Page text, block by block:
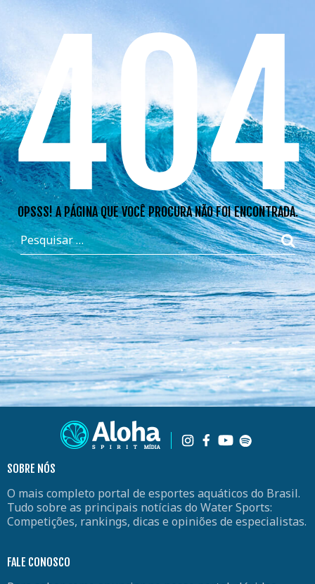
404
OPSSS! A PÁGINA QUE VOCÊ PROCURA NÃO FOI ENCONTRADA.
SOBRE NÓS
O mais completo portal de esportes aquáticos do Brasil.
Tudo sobre as principais notícias do Water Sports:
Competições, rankings, dicas e opiniões de especialistas.
FALE CONOSCO